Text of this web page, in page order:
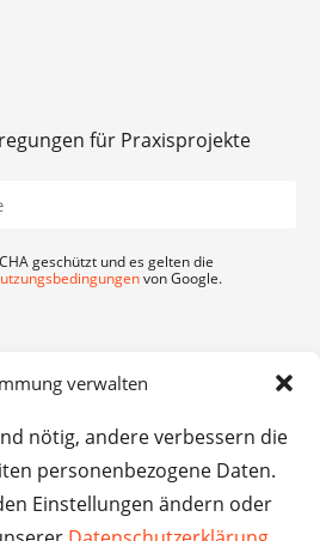
verwalten
nötig, andere verbessern die
personenbezogene Daten.
Einstellungen ändern oder
für Praxisprojekte
geschützt und es gelten die
von Google.